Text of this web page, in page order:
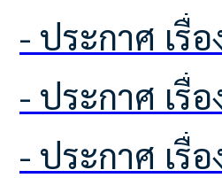
- ประกาศ เ
- ประกาศ เ
- ประกาศ เ